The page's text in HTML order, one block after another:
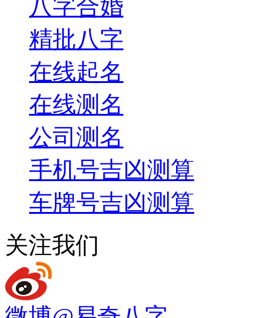
八字合婚
精批八字
在线起名
在线测名
公司测名
手机号吉凶测算
车牌号吉凶测算
关注我们